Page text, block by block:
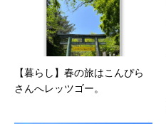
【暮らし】春の旅はこんぴら
さんへレッツゴー。